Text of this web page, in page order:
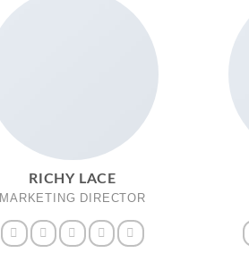
RICHY LACE
MARKETING DIRECTOR